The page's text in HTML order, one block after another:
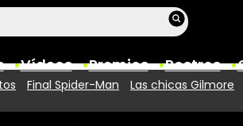
Vídeos Premios Rostros
Final Spider-Man Las chicas Gilmore